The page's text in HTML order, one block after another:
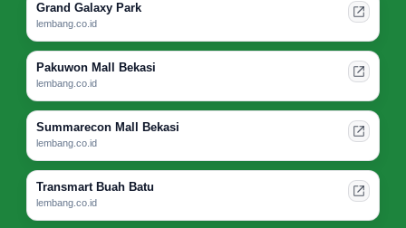
Grand Galaxy Park
lembang.co.id
Pakuwon Mall Bekasi
lembang.co.id
Summarecon Mall Bekasi
lembang.co.id
Transmart Buah Batu
lembang.co.id